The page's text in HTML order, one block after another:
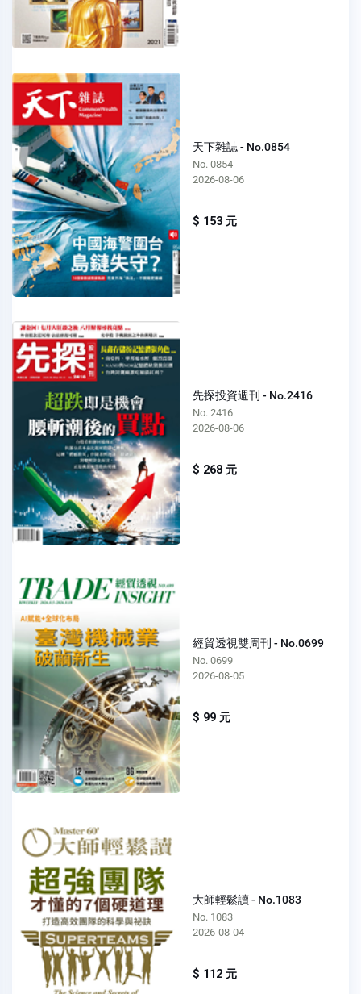
天下雜誌 - No.0854
No. 0854
2026-08-06
$ 153 元
先探投資週刊 - No.2416
No. 2416
2026-08-06
$ 268 元
經貿透視雙周刊 - No.0699
No. 0699
2026-08-05
$ 99 元
大師輕鬆讀 - No.1083
No. 1083
2026-08-04
$ 112 元